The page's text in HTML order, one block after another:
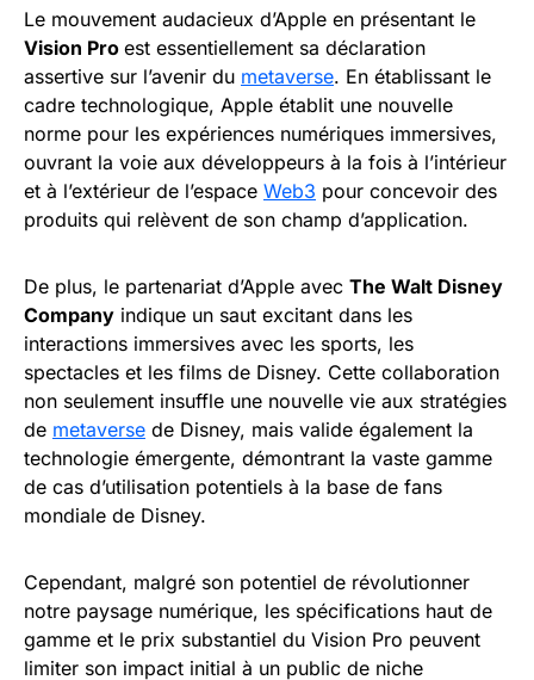
Le mouvement audacieux d’Apple en présentant le
Vision Pro est essentiellement sa déclaration
assertive sur l’avenir du metaverse. En établissant le
cadre technologique, Apple établit une nouvelle
norme pour les expériences numériques immersives,
ouvrant la voie aux développeurs à la fois à l’intérieur
et à l’extérieur de l’espace Web3 pour concevoir des
produits qui relèvent de son champ d’application.
De plus, le partenariat d’Apple avec The Walt Disney
Company indique un saut excitant dans les
interactions immersives avec les sports, les
spectacles et les films de Disney. Cette collaboration
non seulement insuffle une nouvelle vie aux stratégies
de metaverse de Disney, mais valide également la
technologie émergente, démontrant la vaste gamme
de cas d’utilisation potentiels à la base de fans
mondiale de Disney.
Cependant, malgré son potentiel de révolutionner
notre paysage numérique, les spécifications haut de
gamme et le prix substantiel du Vision Pro peuvent
limiter son impact initial à un public de niche